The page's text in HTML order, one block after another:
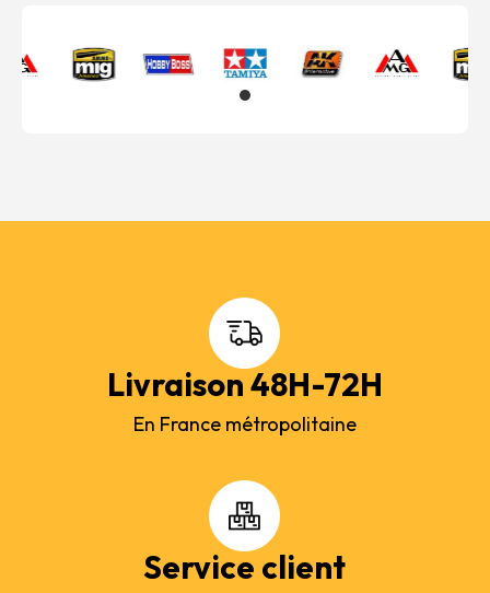
Livraison 48H-72H
En France métropolitaine
Service client